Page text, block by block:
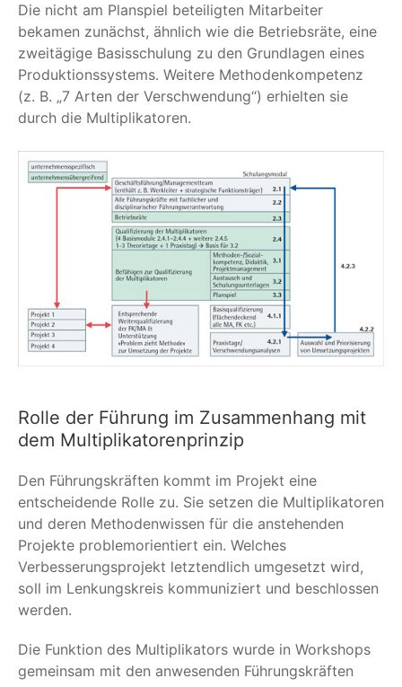
Die nicht am Planspiel beteiligten Mitarbeiter
bekamen zunächst, ähnlich wie die Betriebsräte, eine
zweitägige Basisschulung zu den Grundlagen eines
Produktionssystems. Weitere Methodenkompetenz
(z. B. „7 Arten der Verschwendung“) erhielten sie
durch die Multiplikatoren.
Rolle der Führung im Zusammenhang mit
dem Multiplikatorenprinzip
Den Führungskräften kommt im Projekt eine
entscheidende Rolle zu. Sie setzen die Multiplikatoren
und deren Methodenwissen für die anstehenden
Projekte problemorientiert ein. Welches
Verbesserungsprojekt letztendlich umgesetzt wird,
soll im Lenkungskreis kommuniziert und beschlossen
werden.
Die Funktion des Multiplikators wurde in Workshops
gemeinsam mit den anwesenden Führungskräften